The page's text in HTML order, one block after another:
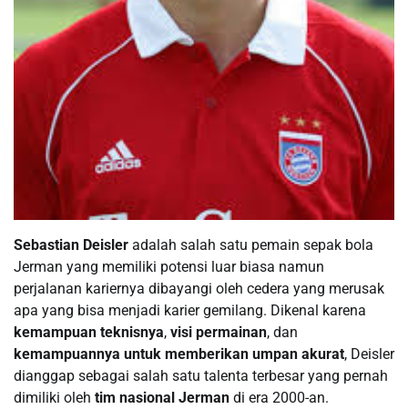
Sebastian Deisler adalah salah satu pemain sepak bola
Jerman yang memiliki potensi luar biasa namun
perjalanan kariernya dibayangi oleh cedera yang merusak
apa yang bisa menjadi karier gemilang. Dikenal karena
kemampuan teknisnya, visi permainan, dan
kemampuannya untuk memberikan umpan akurat, Deisler
dianggap sebagai salah satu talenta terbesar yang pernah
dimiliki oleh tim nasional Jerman di era 2000-an.